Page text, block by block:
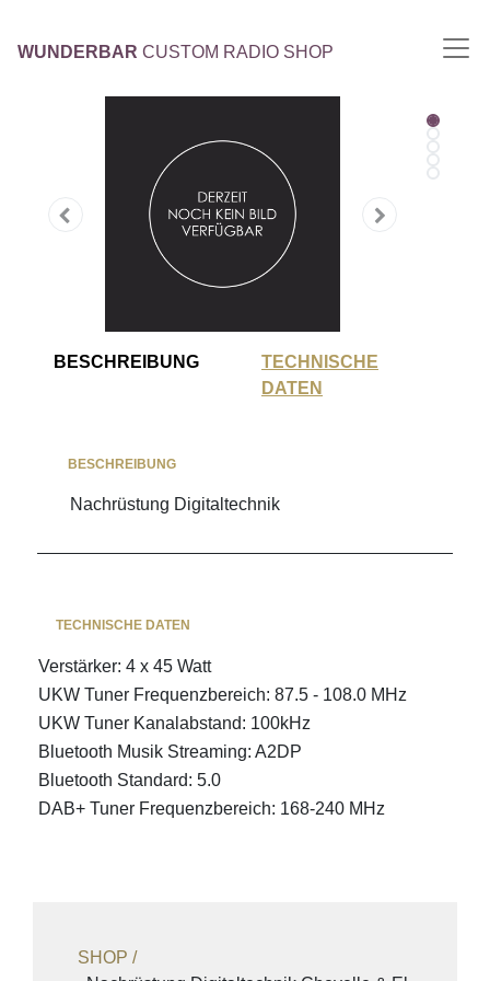
WUNDERBAR CUSTOM RADIO SHOP
BESCHREIBUNG
TECHNISCHE
DATEN
BESCHREIBUNG
Nachrüstung Digitaltechnik
TECHNISCHE DATEN
Verstärker:4 x 45 Watt
UKW Tuner Frequenzbereich:87.5 - 108.0 MHz
UKW Tuner Kanalabstand: 100kHz
Bluetooth Musik Streaming:A2DP
Bluetooth Standard:5.0
DAB+ Tuner Frequenzbereich: 168-240 MHz
SHOP /